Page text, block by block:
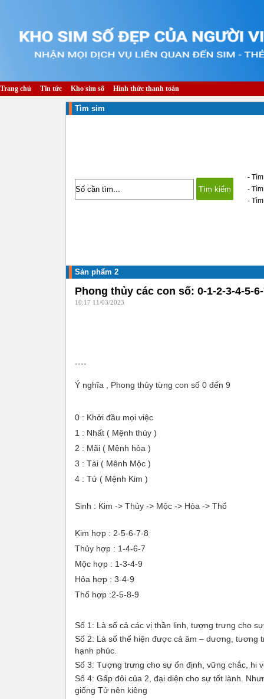
Trang chủ Tin tức Kho sim số Hình thức thanh toán
Tìm sim
-
-
-
Sản phẩm 2
Phong thủy các con số: 0-1-2-3-4-5-
10:17 11/03/2023
----
Ý nghĩa , Phong thủy từng con số 0 đến 9
0 : Khởi đầu mọi việc
1 : Nhất ( Mệnh thủy )
2 : Mãi ( Mệnh hỏa )
3 : Tài ( Mênh Mộc )
4 : Tứ ( Mệnh Kim )
Sinh : Kim -> Thủy -> Mộc -> Hỏa -> Thổ
Kim hợp : 2-5-6-7-8
Thủy hợp : 1-4-6-7
Mộc hợp : 1-3-4-9
Hỏa hợp : 3-4-9
Thổ hợp :2-5-8-9
Số 1: Là số cả các vị thần linh, tượng trưng cho
Số 2: Là số thể hiện được cả âm – dương, tương
hạnh phúc.
Số 3: Tượng trưng cho sự ổn định, vững chắc, hi
Số 4: Gấp đôi của 2, đại diện cho sự tốt lành.
giống Tử nên kiêng